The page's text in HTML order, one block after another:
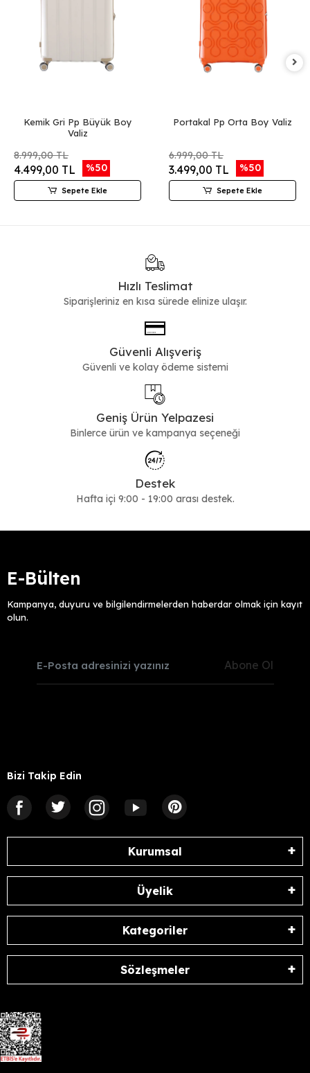
Kemik Gri Pp Büyük Boy
Valiz
8.999,00 TL
4.499,00 TL %50
Sepete Ekle
Portakal Pp Orta Boy Valiz
6.999,00 TL
3.499,00 TL %50
Sepete Ekle
Hızlı Teslimat
Siparişleriniz en kısa sürede elinize ulaşır.
Güvenli Alışveriş
Güvenli ve kolay ödeme sistemi
Geniş Ürün Yelpazesi
Binlerce ürün ve kampanya seçeneği
Destek
Hafta içi 9:00 - 19:00 arası destek.
E-Bülten
Kampanya, duyuru ve bilgilendirmelerden haberdar olmak için kayıt
olun.
Abone Ol
Bizi Takip Edin
Kurumsal
Üyelik
Kategoriler
Sözleşmeler